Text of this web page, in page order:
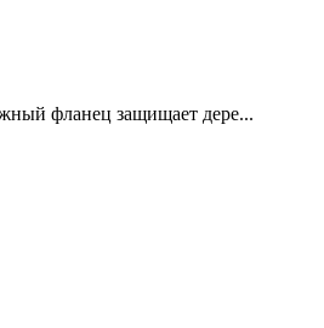
фланец защищает дере...